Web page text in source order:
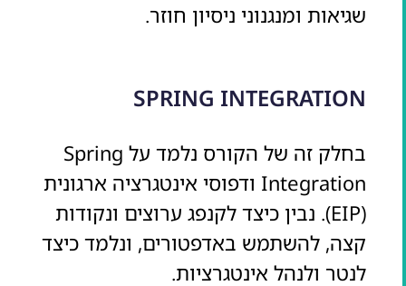
שגיאות ומנגנוני ניסיון חוזר.
SPRING INTEGRATION
בחלק זה של הקורס נלמד על Spring
Integration ודפוסי אינטגרציה ארגונית
(EIP). נבין כיצד לקנפג ערוצים ונקודות
קצה, להשתמש באדפטורים, ונלמד כיצד
לנטר ולנהל אינטגרציות.